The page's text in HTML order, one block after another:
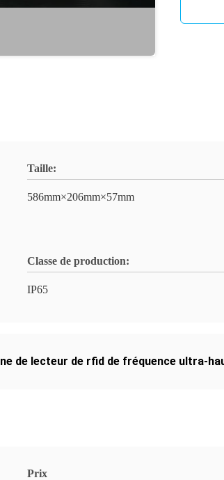
Taille:
586mm×206mm×57mm
Classe de production:
IP65
de lecteur de rfid de fréquence ultra-
Prix